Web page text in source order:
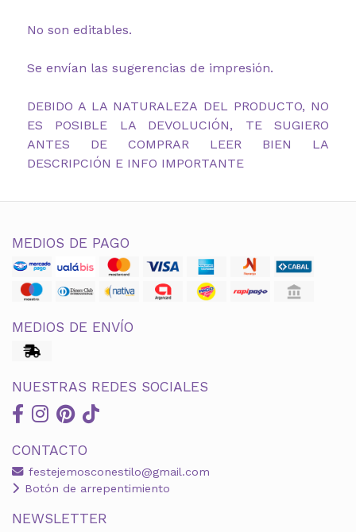
No son editables.
Se envían las sugerencias de impresión.
DEBIDO A LA NATURALEZA DEL PRODUCTO, NO
ES POSIBLE LA DEVOLUCIÓN, TE SUGIERO
ANTES DE COMPRAR LEER BIEN LA
DESCRIPCIÓN E INFO IMPORTANTE
MEDIOS DE PAGO
MEDIOS DE ENVÍO
NUESTRAS REDES SOCIALES
CONTACTO
festejemosconestilo@gmail.com
Botón de arrepentimiento
NEWSLETTER